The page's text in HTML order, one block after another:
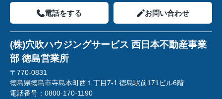
電話をする お問い合わせ
(株)穴吹ハウジングサービス 西日本不動産事業
部 徳島営業所
〒770-0831
徳島県徳島市寺島本町西１丁目7-1 徳島駅前171ビル6階
電話番号： 0800-170-1190